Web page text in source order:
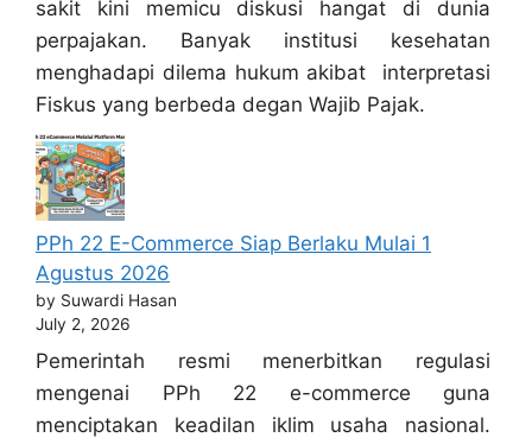
sakit kini memicu diskusi hangat di dunia
perpajakan. Banyak institusi kesehatan
menghadapi dilema hukum akibat interpretasi
Fiskus yang berbeda degan Wajib Pajak.
PPh 22 E-Commerce Siap Berlaku Mulai 1
Agustus 2026
by Suwardi Hasan
July 2, 2026
Pemerintah resmi menerbitkan regulasi
mengenai PPh 22 e-commerce guna
menciptakan keadilan iklim usaha nasional.